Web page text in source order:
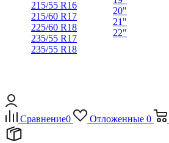
215/55 R16
215/60 R17
225/60 R18
235/55 R17
235/55 R18
20"
21"
22"
Сравнение0 Отложенные 0